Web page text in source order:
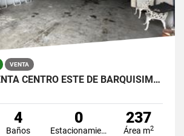
VENTA
GALPÓN EN VENTA CENTRO ESTE DE BARQUISIMETO
4
Baños
0
Estacionamiento
237
Área m2